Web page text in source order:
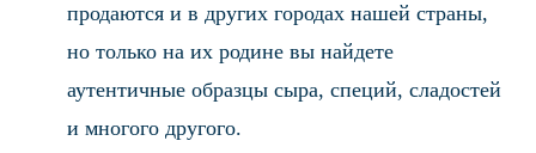
продаются и в других городах нашей страны,
но только на их родине вы найдете
аутентичные образцы сыра, специй, сладостей
и многого другого.